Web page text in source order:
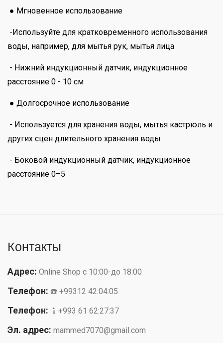
● Мгновенное использование
-Используйте для кратковременного использования
воды, например, для мытья рук, мытья лица
- Нижний индукционный датчик, индукционное
расстояние 0 - 10 см
● Долгосрочное использование
- Используется для хранения воды, мытья кастрюль и
других сцен длительного хранения воды
- Боковой индукционный датчик, индукционное
расстояние 0–5
Контакты
Адрес: Online Shop с 10:00-до 18:00
Телефон: ☎️ +99312 42:04:05
Телефон: 📱+993 61 62:27:37
Эл. адрес: mammed7070@gmail.com